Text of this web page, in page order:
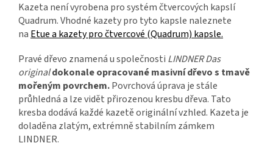
Kazeta není vyrobena pro systém čtvercových kapslí
Quadrum. Vhodné kazety pro tyto kapsle naleznete
na Etue a kazety pro čtvercové (Quadrum) kapsle.
Pravé dřevo znamená u společnosti LINDNER Das
originaldokonale opracované masivní dřevo s tmavě
mořeným povrchem.Povrchová úprava je stále
průhledná a lze vidět přirozenou kresbu dřeva. Tato
kresba dodává každé kazetě originální vzhled. Kazeta je
doladěna zlatým, extrémně stabilním zámkem
LINDNER.